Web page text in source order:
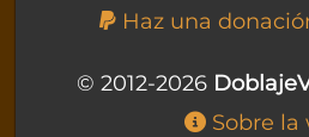
Haz una
© 2012-2026
Sobre la